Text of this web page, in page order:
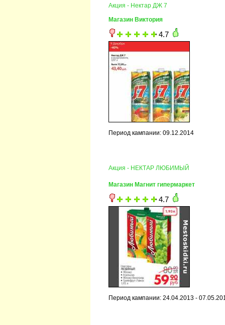
Акция - Нектар ДЖ 7
Магазин Виктория
4.7
Период кампании: 09.12.2014
Акция - НЕКТАР ЛЮБИМЫЙ ­
Магазин Магнит гипермаркет
4.7
Период кампании: 24.04.2013 -